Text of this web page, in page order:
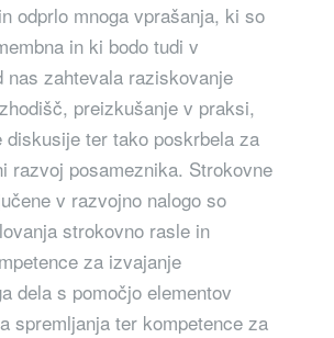
odprlo mnoga vprašanja, ki so
in ki bodo tudi v
nas zahtevala raziskovanje
preizkušanje v praksi,
diskusije ter tako poskrbela za
razvoj posameznika. Strokovne
v razvojno nalogo so
strokovno rasle in
za izvajanje
dela s pomočjo elementov
spremljanja ter kompetence za